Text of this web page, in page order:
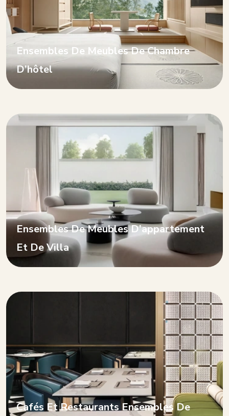
Ensembles De Meubles De Chambre
D’hôtel
Ensembles De Meubles D’appartement
Et De Villa
Cafés Et Restaurants Ensembles De